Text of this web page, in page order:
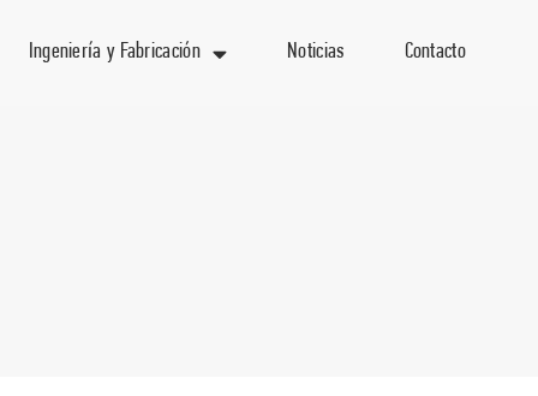
Ingeniería y Fabricación Noticias Contacto